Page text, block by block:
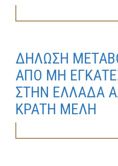
ΔΗΛΩΣΗ
ΑΠΟ ΜΗ
ΣΤΗΝ ΕΛΛΑΔΑ
ΚΡΑΤΗ ΜΕΛΗ